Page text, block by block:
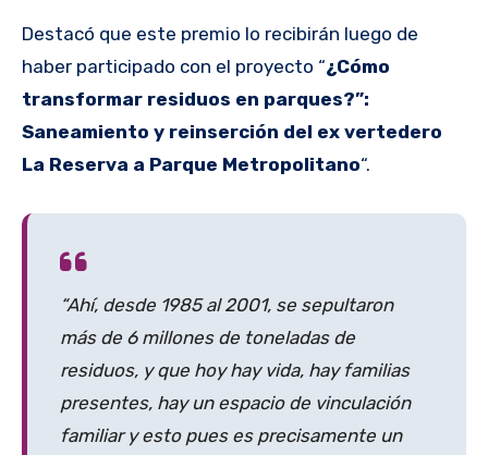
Destacó que este premio lo recibirán luego de
haber participado con el proyecto “¿Cómo
transformar residuos en parques?”:
Saneamiento y reinserción del ex vertedero
La Reserva a Parque Metropolitano“.
“Ahí, desde 1985 al 2001, se sepultaron
más de 6 millones de toneladas de
residuos, y que hoy hay vida, hay familias
presentes, hay un espacio de vinculación
familiar y esto pues es precisamente un